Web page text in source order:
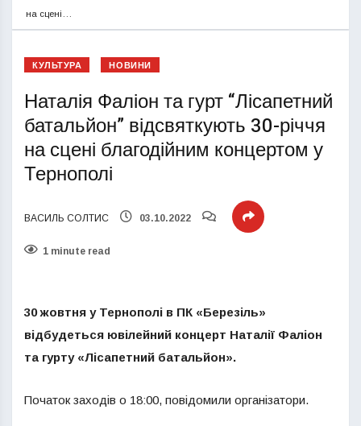
на сцені…
КУЛЬТУРА НОВИНИ
Наталія Фаліон та гурт “Лісапетний
батальйон” відсвяткують 30-річчя
на сцені благодійним концертом у
Тернополі
ВАСИЛЬ СОЛТИС 03.10.2022
1 minute read
30 жовтня у Тернополі в ПК «Березіль»
відбудеться ювілейний концерт Наталії Фаліон
та гурту «Лісапетний батальйон».
Початок заходів о 18:00, повідомили організатори.